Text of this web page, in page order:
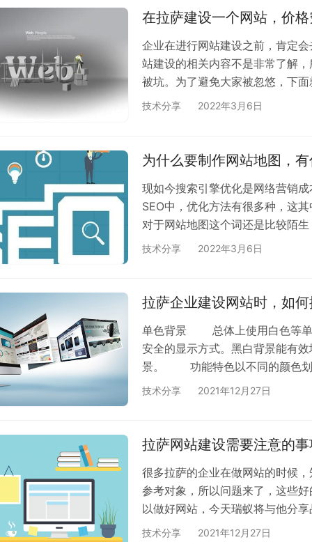
自己公司的LOGO上传上去审核
在拉萨建设一个网站，价
企业在进行网站建设之前，肯定
站建设的相关内容不是非常了解
被坑。为了避免大家被忽悠，下
素影响呢？ 1、网站建设公司
网站建设的价格相对来说也会比
技术分享 2022年3月6日
为什么要制作网站地图，
现如今搜索引擎优化是网络营销
SEO中，优化方法有很多种，这
对于网站地图这个词还是比较陌
什么用处？能带来什么好处
蜘蛛所看的就是，网站地图
技术分享 2022年3月6日
拉萨企业建设网站时，如
单色背景 总体上使用白色等单
安全的显示方式。黑白背景能
景。 功能特色以不同的颜色划
迅速吸引人的眼球，更适合
特的背景设计方法，恰当的应用
技术分享 2021年12月27日
拉萨网站建设需要注意的
很多拉萨的企业在做网站的时候
参考对象，所以问题来了，这些
以做好网站，今天瑞蚁将与他
事。 很多企业认为不仅仅是做
技术分享 2021年12月27日